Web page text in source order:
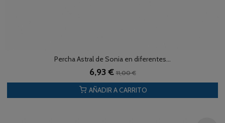
Percha Astral de Sonia en diferentes...
6,93 €11,00 €
AÑADIR A CARRITO